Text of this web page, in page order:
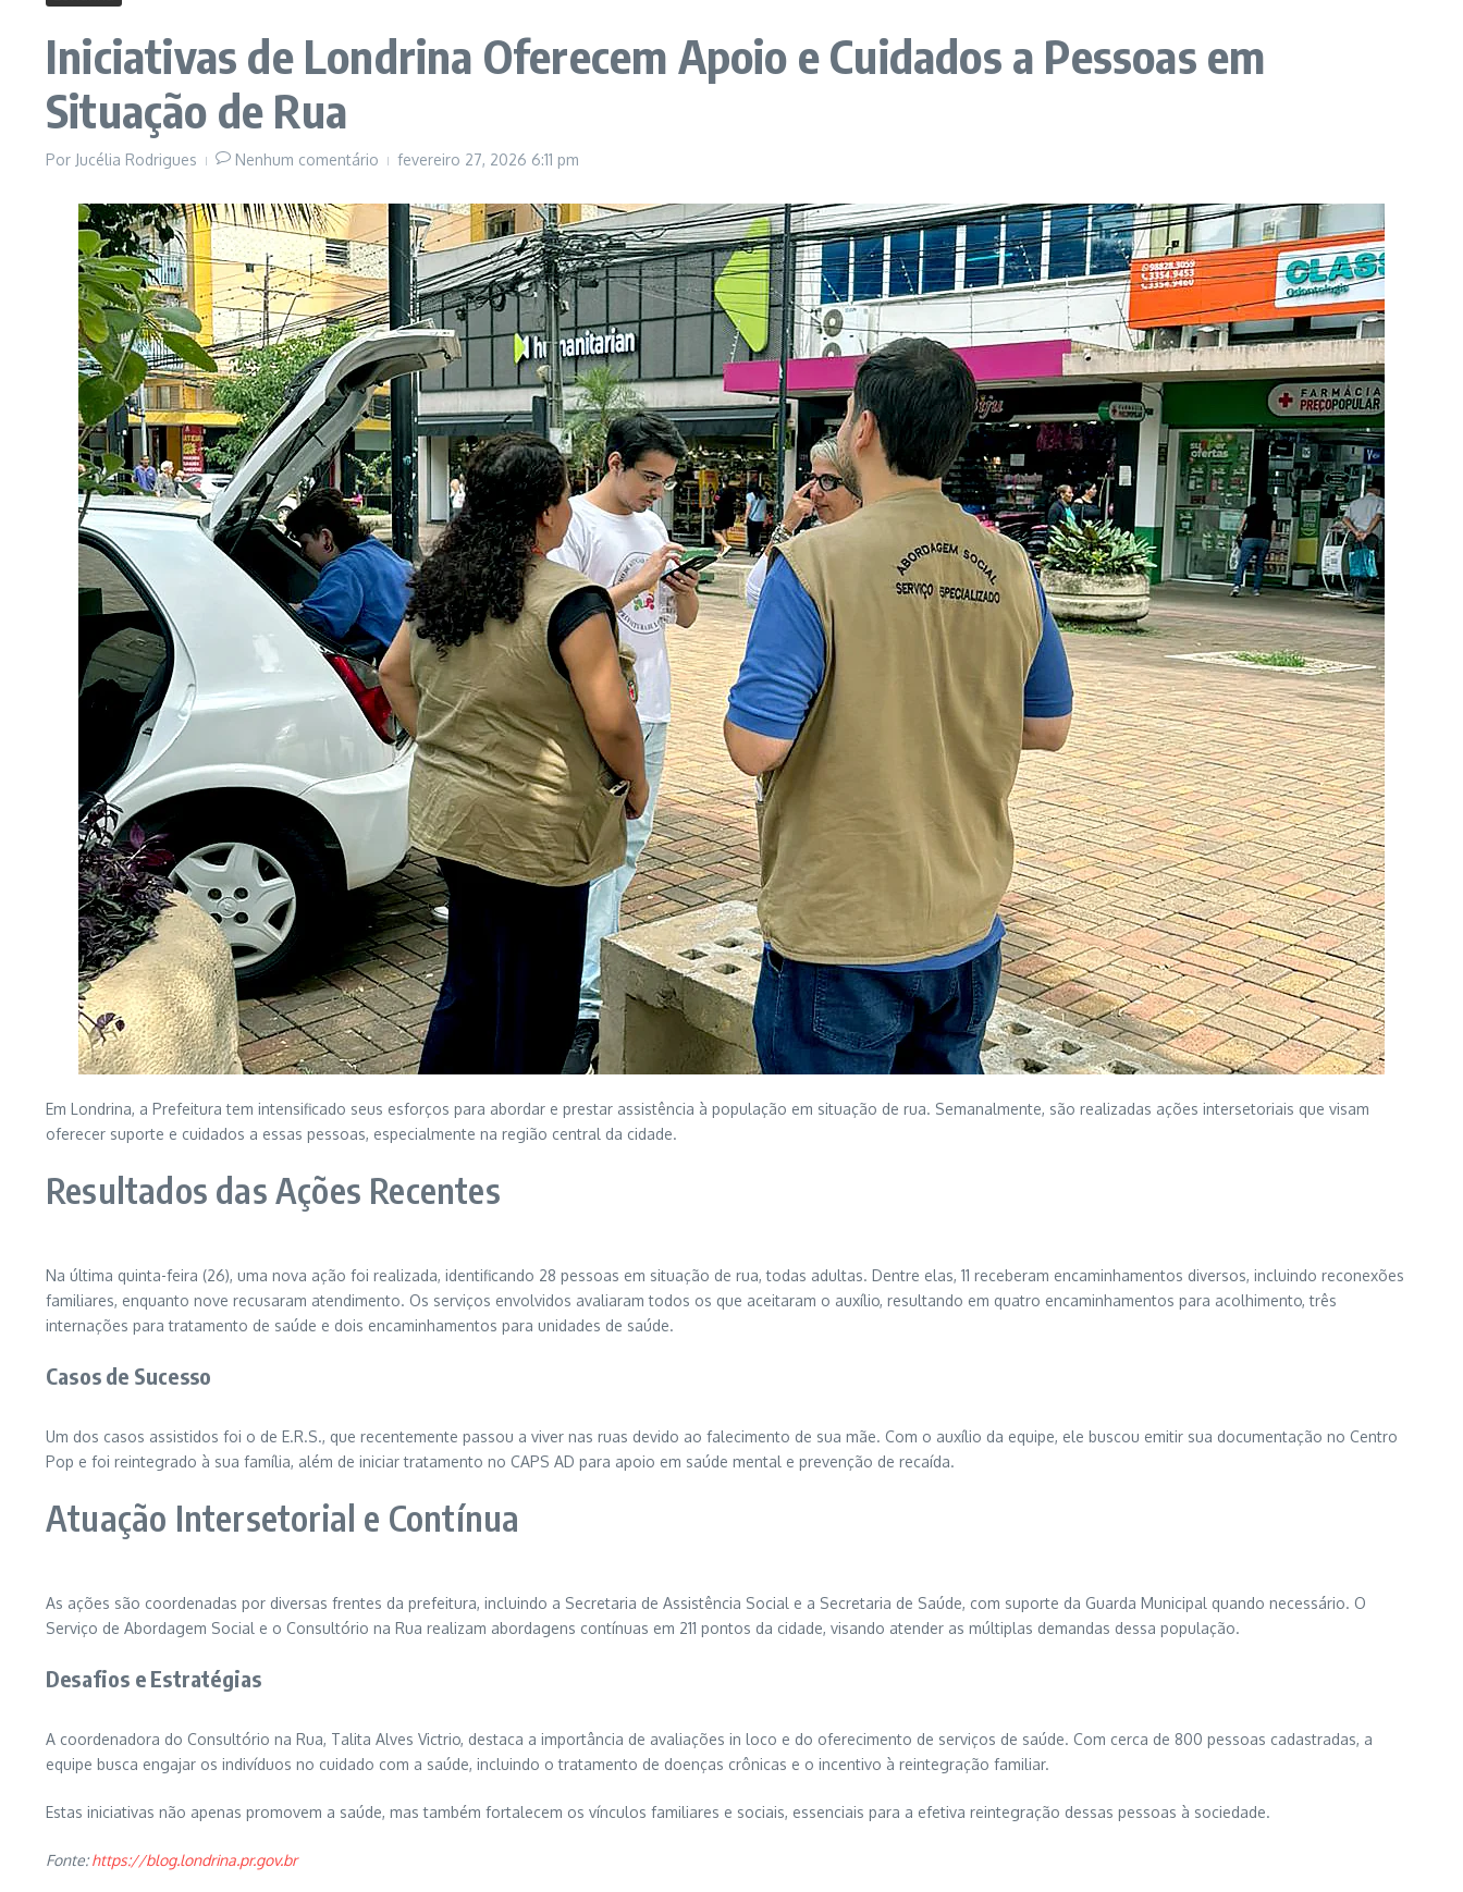
Iniciativas de Londrina Oferecem Apoio e Cuidados a Pessoas em
Situação de Rua
Por Jucélia Rodrigues Nenhum comentário fevereiro 27, 2026 6:11 pm
Em Londrina, a Prefeitura tem intensificado seus esforços para abordar e prestar assistência à população em situação de rua. Semanalmente, são realizadas ações intersetoriais que visam
oferecer suporte e cuidados a essas pessoas, especialmente na região central da cidade.
Resultados das Ações Recentes
Na última quinta-feira (26), uma nova ação foi realizada, identificando 28 pessoas em situação de rua, todas adultas. Dentre elas, 11 receberam encaminhamentos diversos, incluindo reconexões
familiares, enquanto nove recusaram atendimento. Os serviços envolvidos avaliaram todos os que aceitaram o auxílio, resultando em quatro encaminhamentos para acolhimento, três
internações para tratamento de saúde e dois encaminhamentos para unidades de saúde.
Casos de Sucesso
Um dos casos assistidos foi o de E.R.S., que recentemente passou a viver nas ruas devido ao falecimento de sua mãe. Com o auxílio da equipe, ele buscou emitir sua documentação no Centro
Pop e foi reintegrado à sua família, além de iniciar tratamento no CAPS AD para apoio em saúde mental e prevenção de recaída.
Atuação Intersetorial e Contínua
As ações são coordenadas por diversas frentes da prefeitura, incluindo a Secretaria de Assistência Social e a Secretaria de Saúde, com suporte da Guarda Municipal quando necessário. O
Serviço de Abordagem Social e o Consultório na Rua realizam abordagens contínuas em 211 pontos da cidade, visando atender as múltiplas demandas dessa população.
Desafios e Estratégias
A coordenadora do Consultório na Rua, Talita Alves Victrio, destaca a importância de avaliações in loco e do oferecimento de serviços de saúde. Com cerca de 800 pessoas cadastradas, a
equipe busca engajar os indivíduos no cuidado com a saúde, incluindo o tratamento de doenças crônicas e o incentivo à reintegração familiar.
Estas iniciativas não apenas promovem a saúde, mas também fortalecem os vínculos familiares e sociais, essenciais para a efetiva reintegração dessas pessoas à sociedade.
Fonte:https://blog.londrina.pr.gov.br